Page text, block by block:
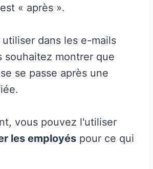
« après ».
dans les e-mails
souhaitez montrer que
se passe après une
vous pouvez l'utiliser
les employés pour ce qui